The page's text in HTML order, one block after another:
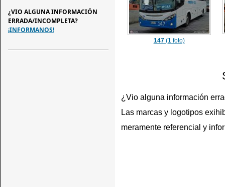
147(1 foto)
¿Vio alguna información
Las marcas y logotipos
meramente referencial y
¿VIO ALGUNA INFORMACIÓN
ERRADA/INCOMPLETA?
¡INFORMANOS!